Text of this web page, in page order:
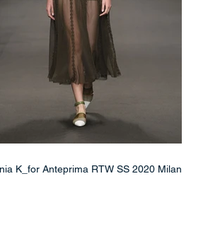
K_for Anteprima RTW SS 2020 Milan